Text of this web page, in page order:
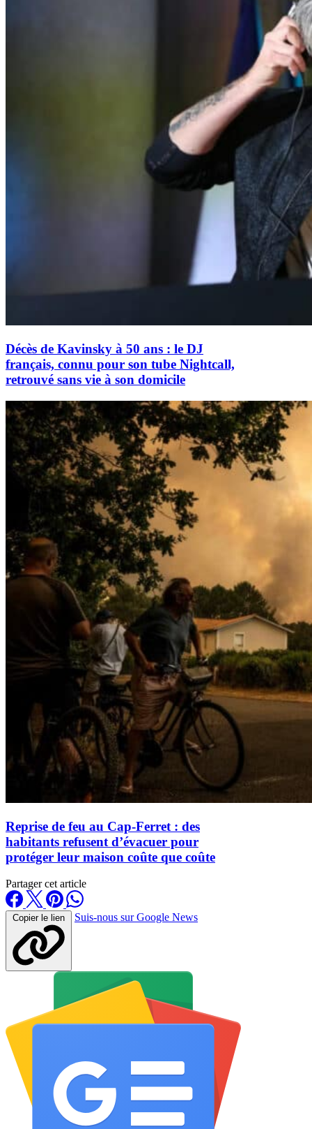
Décès de Kavinsky à 50 ans : le DJ
français, connu pour son tube Nightcall,
retrouvé sans vie à son domicile
Reprise de feu au Cap-Ferret : des
habitants refusent d’évacuer pour
protéger leur maison coûte que coûte
Partager cet article
Copier le lien Suis-nous sur Google News